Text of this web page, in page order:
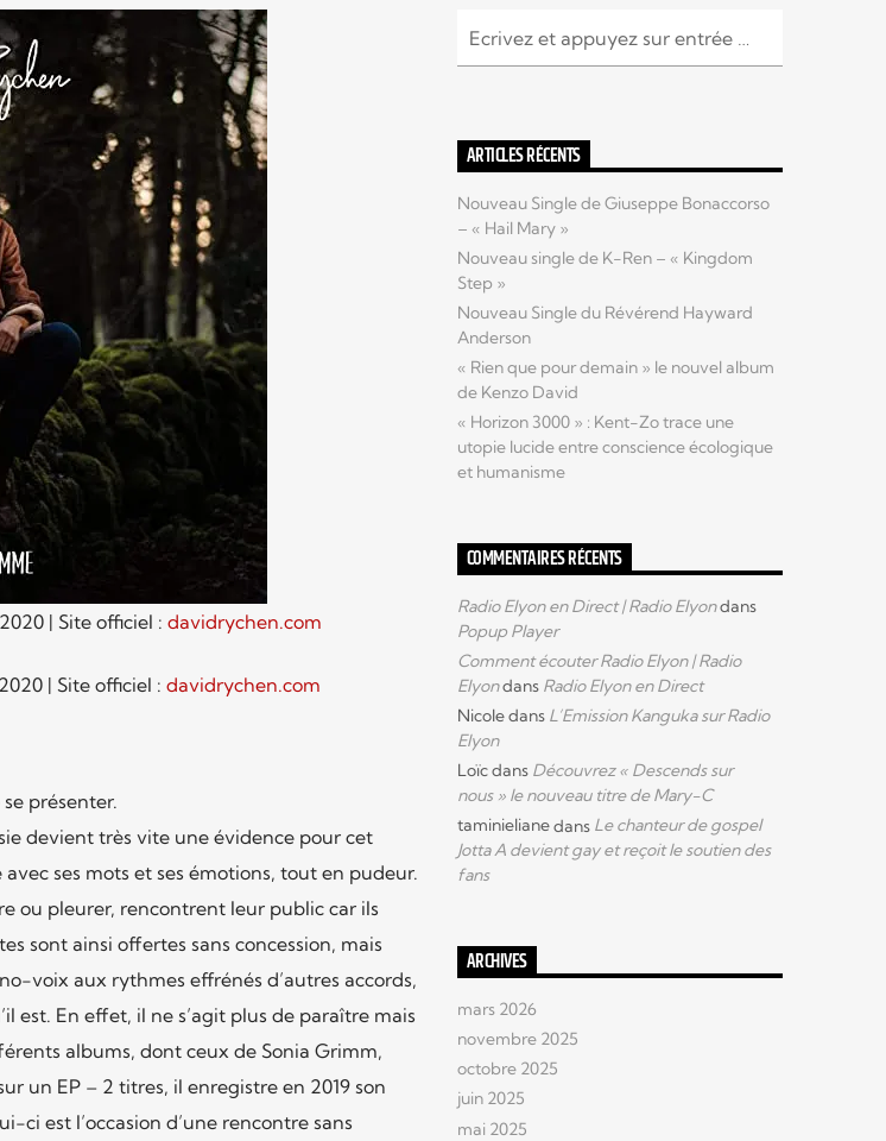
| Site officiel : davidrychen.com
| Site officiel : davidrychen.com
présenter.
devient très vite une évidence pour cet
ses mots et ses émotions, tout en pudeur.
ou pleurer, rencontrent leur public car ils
sont ainsi offertes sans concession, mais
voix aux rythmes effrénés d’autres accords,
est. En effet, il ne s’agit plus de paraître mais
albums, dont ceux de Sonia Grimm,
un EP – 2 titres, il enregistre en 2019 son
ci est l’occasion d’une rencontre sans
ARTICLES RÉCENTS
Nouveau Single de Giuseppe Bonaccorso
– « Hail Mary »
Nouveau single de K-Ren – « Kingdom
Step »
Nouveau Single du Révérend Hayward
Anderson
« Rien que pour demain » le nouvel album
de Kenzo David
« Horizon 3000 » : Kent-Zo trace une
utopie lucide entre conscience écologique
et humanisme
COMMENTAIRES RÉCENTS
Radio Elyon en Direct | Radio Elyondans
Popup Player
Comment écouter Radio Elyon | Radio
Elyondans Radio Elyon en Direct
Nicoledans L’Emission Kanguka sur Radio
Elyon
Loïcdans Découvrez « Descends sur
nous » le nouveau titre de Mary-C
taminielianedans Le chanteur de gospel
Jotta A devient gay et reçoit le soutien des
fans
ARCHIVES
mars 2026
novembre 2025
octobre 2025
juin 2025
mai 2025